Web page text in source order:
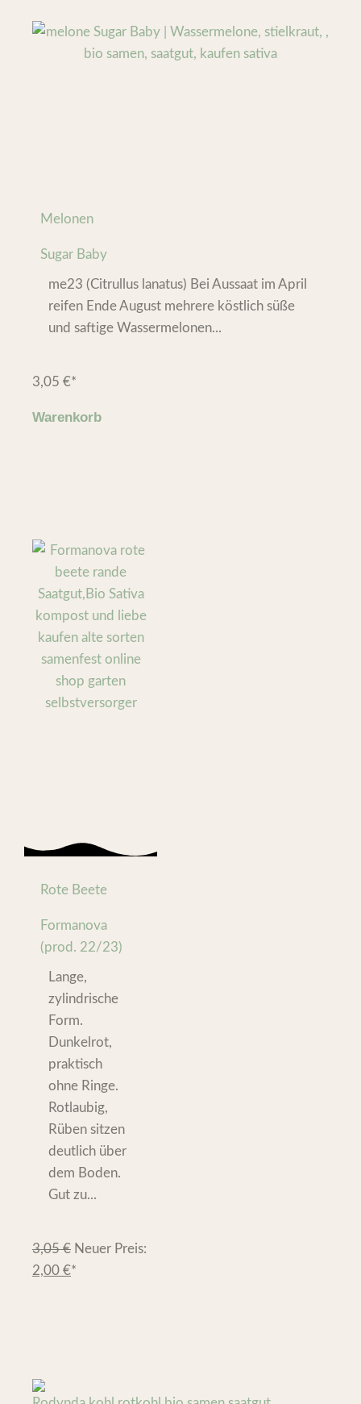
Melonen
Sugar Baby
me23 (Citrullus lanatus) Bei Aussaat im April
reifen Ende August mehrere köstlich süße
und saftige Wassermelonen...
3,05 €*
Warenkorb
Rote Beete
Formanova
(prod. 22/23)
Lange,
zylindrische
Form.
Dunkelrot,
praktisch
ohne Ringe.
Rotlaubig,
Rüben sitzen
deutlich über
dem Boden.
Gut zu...
3,05€ Neuer Preis:
2,00 €*